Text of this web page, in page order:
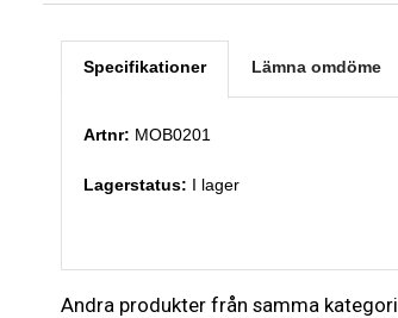
Specifikationer Lämna omdöme
Artnr: MOB0201
Lagerstatus: I lager
Andra produkter från samma kategori